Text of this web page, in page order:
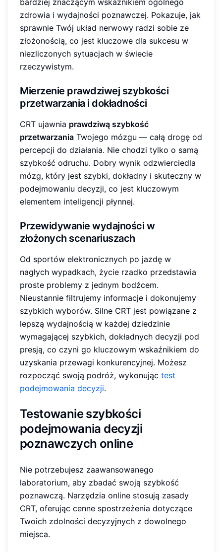
zdrowia i wydajności poznawczej. Pokazuje, jak
sprawnie Twój układ nerwowy radzi sobie ze
złożonością, co jest kluczowe dla sukcesu w
niezliczonych sytuacjach w świecie
rzeczywistym.
Mierzenie prawdziwej szybkości
przetwarzania i dokładności
CRT ujawnia prawdziwą szybkość
przetwarzania Twojego mózgu — całą drogę od
percepcji do działania. Nie chodzi tylko o samą
szybkość odruchu. Dobry wynik odzwierciedla
mózg, który jest szybki, dokładny i skuteczny w
podejmowaniu decyzji, co jest kluczowym
elementem inteligencji płynnej.
Przewidywanie wydajności w
złożonych scenariuszach
Od sportów elektronicznych po jazdę w
nagłych wypadkach, życie rzadko przedstawia
proste problemy z jednym bodźcem.
Nieustannie filtrujemy informacje i dokonujemy
szybkich wyborów. Silne CRT jest powiązane z
lepszą wydajnością w każdej dziedzinie
wymagającej szybkich, dokładnych decyzji pod
presją, co czyni go kluczowym wskaźnikiem do
uzyskania przewagi konkurencyjnej. Możesz
rozpocząć swoją podróż, wykonując test
podejmowania decyzji.
Testowanie szybkości
podejmowania decyzji
poznawczych online
Nie potrzebujesz zaawansowanego
laboratorium, aby zbadać swoją szybkość
poznawczą. Narzędzia online stosują zasady
CRT, oferując cenne spostrzeżenia dotyczące
Twoich zdolności decyzyjnych z dowolnego
miejsca.